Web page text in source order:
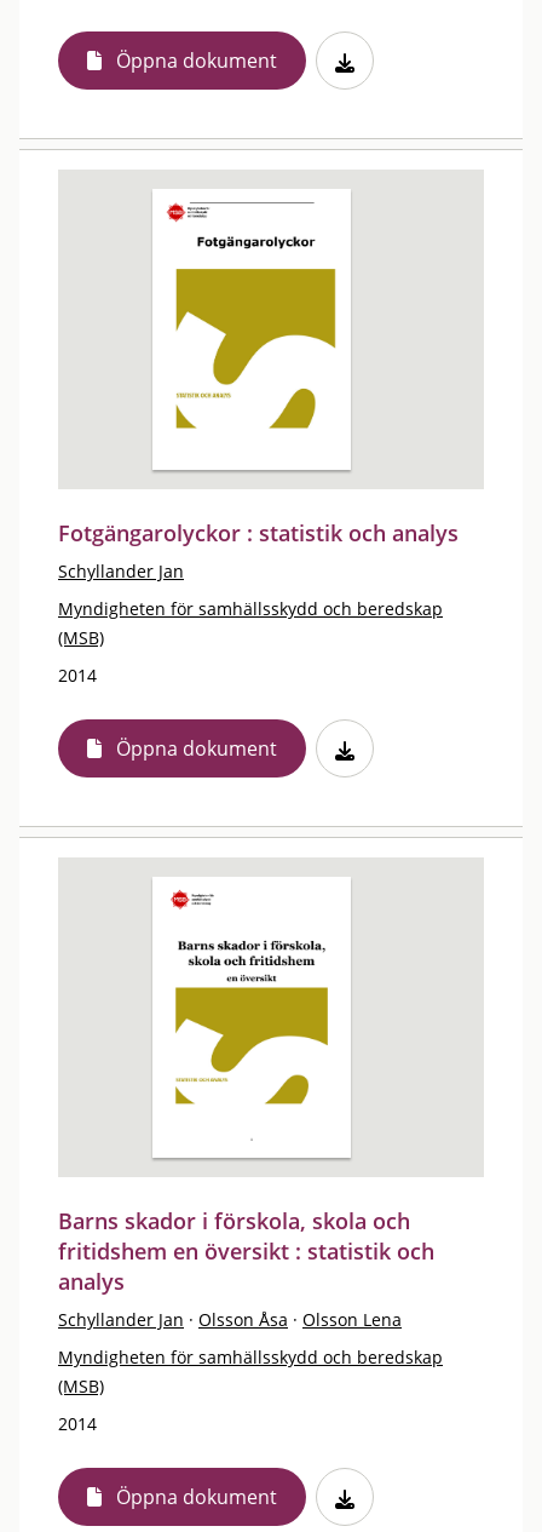
Öppna dokument
Fotgängarolyckor : statistik och analys
Schyllander Jan
Myndigheten för samhällsskydd och beredskap
(MSB)
2014
Öppna dokument
Barns skador i förskola, skola och
fritidshem en översikt : statistik och
analys
Schyllander Jan · Olsson Åsa · Olsson Lena
Myndigheten för samhällsskydd och beredskap
(MSB)
2014
Öppna dokument